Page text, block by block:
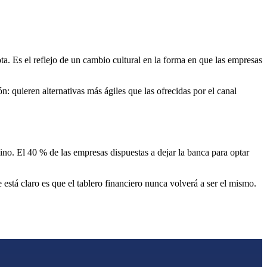
Es el reflejo de un cambio cultural en la forma en que las empresas
quieren alternativas más ágiles que las ofrecidas por el canal
El 40 % de las empresas dispuestas a dejar la banca para optar
claro es que el tablero financiero nunca volverá a ser el mismo.